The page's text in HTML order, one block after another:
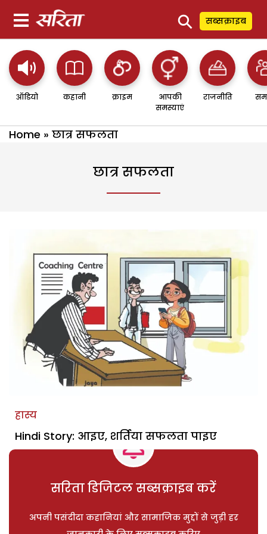
⚲ सब्सक्राइब
ऑडियो कहानी क्राइम
आपकी
समस्याएं
राजनीति
Home » छात्र सफलता
छात्र सफलता
हास्य
Hindi Story: आइए, शर्तिया सफलता पाइए
सरिता डिजिटल सब्सक्राइब करें
अपनी पसंदीदा कहानियां और सामाजिक मुद्दों से जुड़ी हर